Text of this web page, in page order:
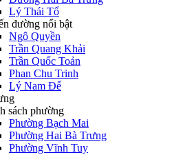
Lý Thái Tổ
đường nổi bật
Ngô Quyền
Trần Quang Khải
Trần Quốc Toản
Phan Chu Trinh
Lý Nam Đế
sách phường
Phường Bạch Mai
Phường Hai Bà Trưng
Phường Vĩnh Tuy